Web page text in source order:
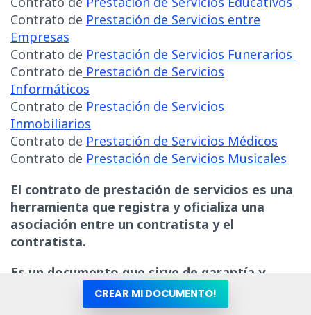
Contrato de Prestación de Servicios entre
Empresas
Contrato de Prestación de Servicios Funerarios
Contrato de Prestación de Servicios
Informáticos
Contrato de Prestación de Servicios
Inmobiliarios
Contrato de Prestación de Servicios Médicos
Contrato de Prestación de Servicios Musicales
El contrato de prestación de servicios es una
herramienta que registra y oficializa una
asociación entre un contratista y el
contratista.
Es un documento que sirve de garantía y
seguridad para todas las partes implicadas en
la negociación.
CREAR MI DOCUMENTO!